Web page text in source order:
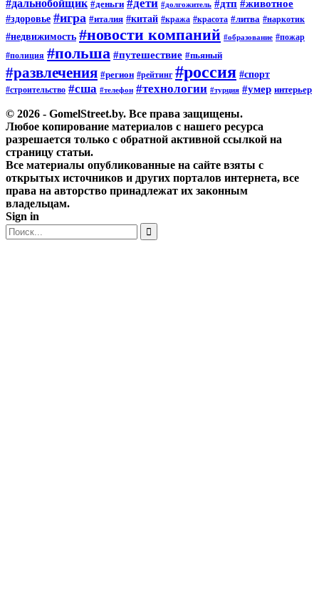
#дальнобойщик #деньги #дети #долгожитель #дтп #животное
#здоровье #игра #италия #китай #кража #красота #литва #наркотик
#недвижимость #новости компаний #образование #пожар
#полиция #польша #путешествие #пьяный
#развлечения #регион #рейтинг #россия #спорт
#строительство #сша #телефон #технологии #турция #умер интерьер
© 2026 - GomelStreet.by. Все права защищены.
Любое копирование материалов с нашего ресурса
разрешается только с обратной активной ссылкой на
страницу статьи.
Все материалы опубликованные на сайте взяты с
открытых источников и других порталов интернета, все
права на авторство принадлежат их законным
владельцам.
Sign in